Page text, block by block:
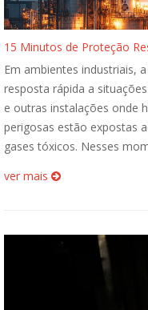
15 Minutos de Proteção
Em ambientes industriais,
resposta rápida a
e outras instalações onde
perigosas estão expostas
gases tóxicos. Nesses
ver mais